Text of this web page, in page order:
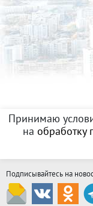
Принимаю
на обработку
Подписывайтесь на